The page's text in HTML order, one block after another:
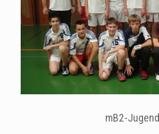
mB2-Jugend